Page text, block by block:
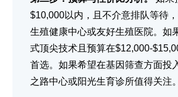
$10,000以内，且不介意排队等待
生殖健康中心或友好生殖医院。如
式顶尖技术且预算在$12,000-
首选。如果希望在基因筛查方面投
之路中心或阳光生育诊所值得关注。